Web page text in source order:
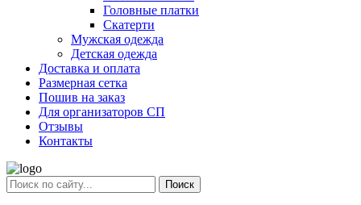
Головные платки
Скатерти
Мужская одежда
Детская одежда
Доставка и оплата
Размерная сетка
Пошив на заказ
Для организаторов СП
Отзывы
Контакты